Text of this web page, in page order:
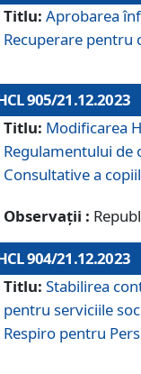
Titlu: Aprobarea
Recuperare pentru
905/21.12.2023
Titlu: Modificarea
Regulamentului de
Consultative a
Observații :
904/21.12.2023
Titlu: Stabilirea
pentru serviciile
Respiro pentru